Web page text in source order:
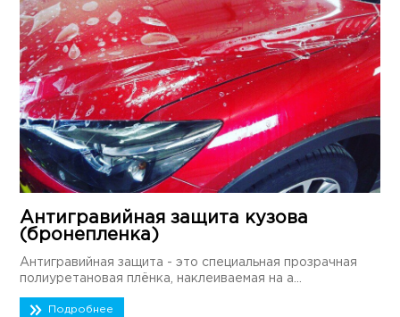
Антигравийная защита кузова
(бронепленка)
Антигравийная защита - это специальная прозрачная
полиуретановая плёнка, наклеиваемая на а...
Подробнее